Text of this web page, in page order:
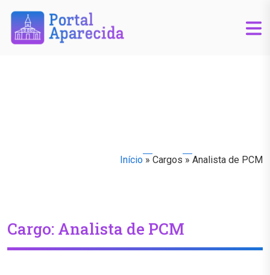
Início » Cargos » Analista de PCM
Cargo: Analista de PCM